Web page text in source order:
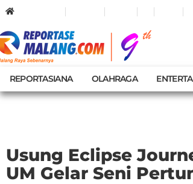
REPORTASIANA OLAHRAGA
Usung Eclipse
UM Gelar Seni